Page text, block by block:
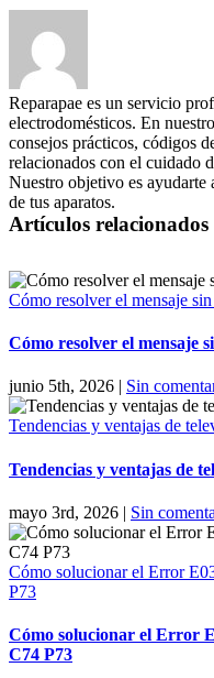
Reparapae es un servicio
electrodomésticos. En
consejos prácticos, códigos
relacionados con el cuidado
Nuestro objetivo es ayudarte
de tus aparatos.
Artículos relacionados
Cómo resolver el mensaje
Cómo resolver el mensaje
junio 5th, 2026 | Sin
Tendencias y ventajas de
Tendencias y ventajas de
mayo 3rd, 2026 | Sin
Cómo solucionar el Error
P73
Cómo solucionar el Error
C74 P73